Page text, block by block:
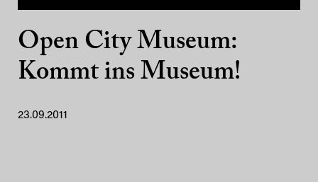
Open City Museum:
Kommt ins Museum!
23.09.2011